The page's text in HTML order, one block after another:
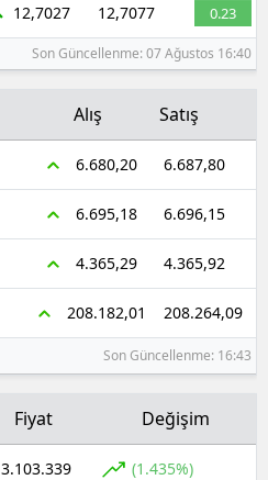
12,7027 12,7077 0.23
Son Güncellenme: 07 Ağustos 16:40
Alış Satış
6.680,20 6.687,80
6.695,18 6.696,15
4.365,29 4.365,92
208.182,01 208.264,09
Son Güncellenme: 16:43
Fiyat Değişim
3.103.339 (1.435%)